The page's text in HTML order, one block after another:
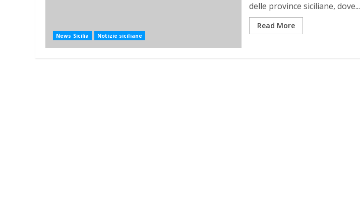
News Sicilia Notizie siciliane
delle province siciliane, dove...
Read More